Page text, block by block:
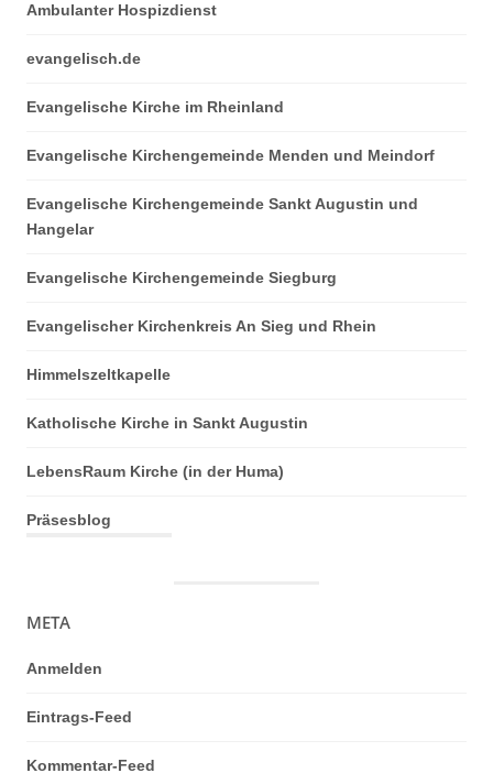
Ambulanter Hospizdienst
evangelisch.de
Evangelische Kirche im Rheinland
Evangelische Kirchengemeinde Menden und Meindorf
Evangelische Kirchengemeinde Sankt Augustin und
Hangelar
Evangelische Kirchengemeinde Siegburg
Evangelischer Kirchenkreis An Sieg und Rhein
Himmelszeltkapelle
Katholische Kirche in Sankt Augustin
LebensRaum Kirche (in der Huma)
Präsesblog
META
Anmelden
Eintrags-Feed
Kommentar-Feed